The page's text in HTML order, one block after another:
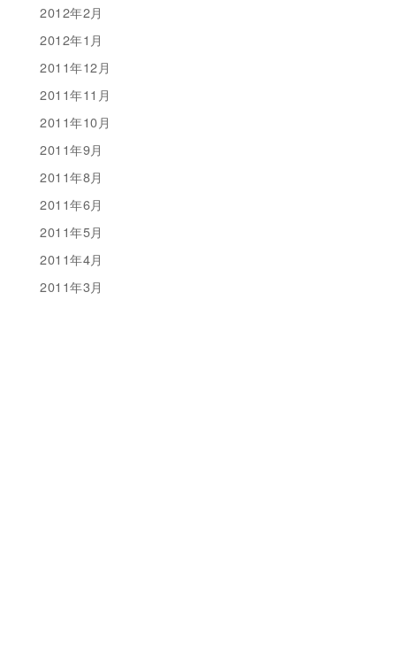
2012年2月
2012年1月
2011年12月
2011年11月
2011年10月
2011年9月
2011年8月
2011年6月
2011年5月
2011年4月
2011年3月